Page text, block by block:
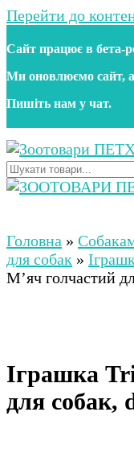
Перейти до
Сайт працює в
Ми оновлюємо сайт,
Пишіть нам у чат.
Зоотовари
Зоомагазин для
аксесуари та
Зоомагазин для
аксесуари та
Україні
Головна »
для собак »
М’яч голчастий
Іграшка
для собак,